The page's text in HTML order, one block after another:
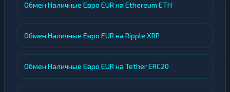
Обмен Наличные Евро EUR на Ethereum ETH
Обмен Наличные Евро EUR на Ripple XRP
Обмен Наличные Евро EUR на Tether ERC20